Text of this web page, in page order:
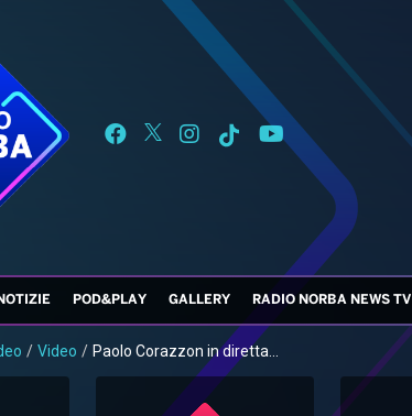
POD&PLAY GALLERY RADIO NORBA NEWS TV
/ Video / Paolo Corazzon in diretta...